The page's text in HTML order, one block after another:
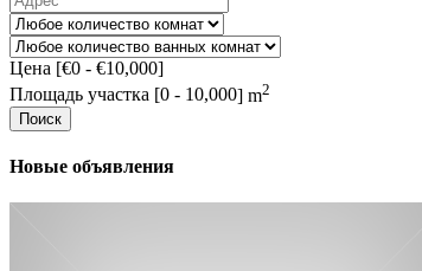
Цена [€0 - €10,000]
Площадь участка [0 - 10,000] m2
Поиск
Новые объявления